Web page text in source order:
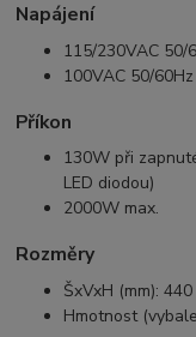
Napájení
115/230VAC 50/
100VAC 50/
Příkon
130W při
LED diodou)
2000W max.
Rozměry
ŠxVxH (mm):
Hmotnost